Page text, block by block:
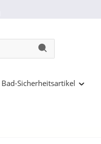
Bad-Sicherheitsartikel